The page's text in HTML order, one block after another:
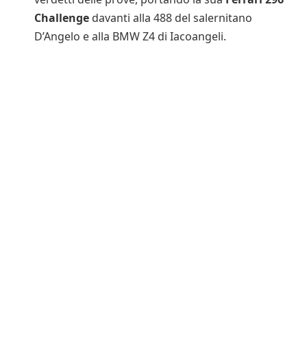
Challenge davanti alla 488 del salernitano
D’Angelo e alla BMW Z4 di Iacoangeli.